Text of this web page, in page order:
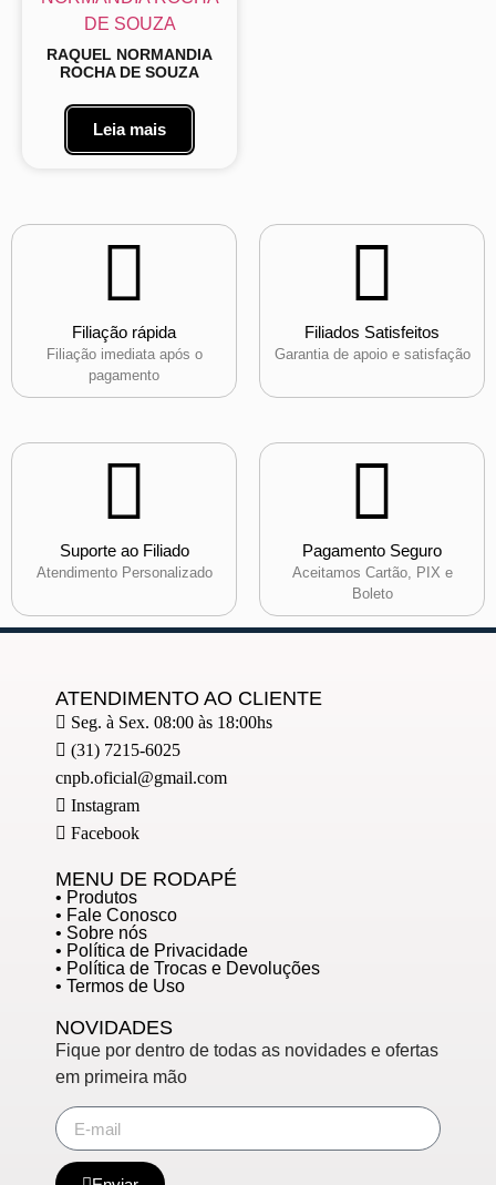
RAQUEL NORMANDIA
ROCHA DE SOUZA
Leia mais
Filiação rápida
Filiação imediata após o
pagamento
Filiados Satisfeitos
Garantia de apoio e satisfação
Suporte ao Filiado
Atendimento Personalizado
Pagamento Seguro
Aceitamos Cartão, PIX e
Boleto
ATENDIMENTO AO CLIENTE
Seg. à Sex. 08:00 às 18:00hs
(31) 7215-6025
cnpb.oficial@gmail.com
Instagram
Facebook
MENU DE RODAPÉ
• Produtos
• Fale Conosco
• Sobre nós
• Política de Privacidade
• Política de Trocas e Devoluções
• Termos de Uso
NOVIDADES
Fique por dentro de todas as novidades e ofertas
em primeira mão